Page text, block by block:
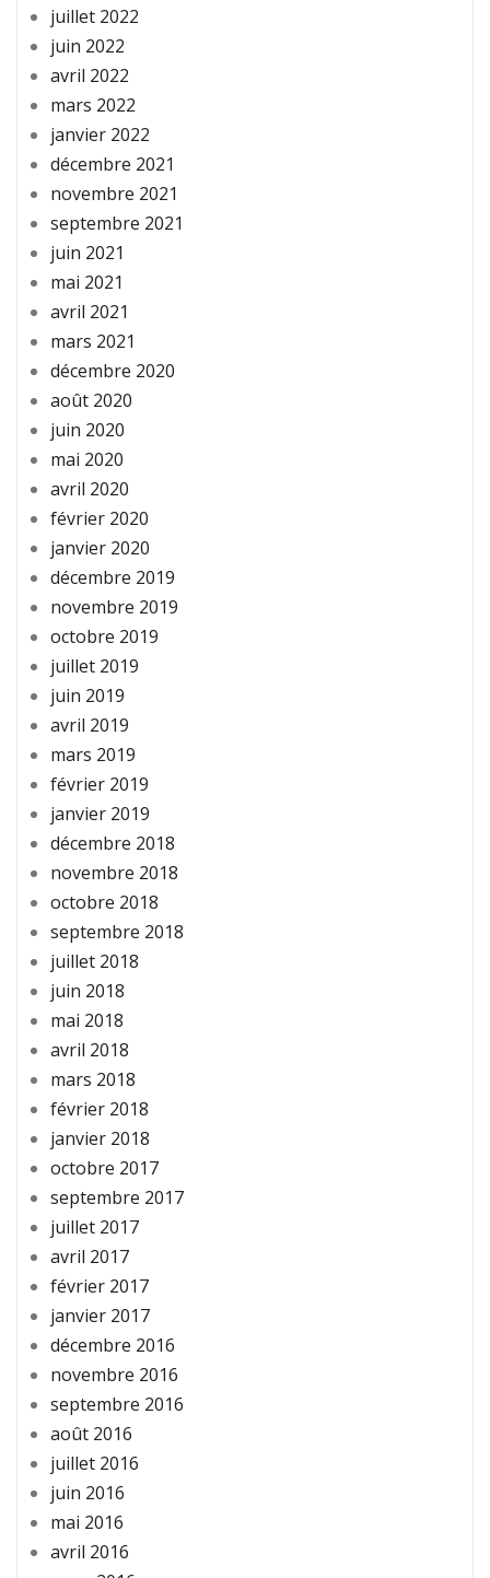
juillet 2022
juin 2022
avril 2022
mars 2022
janvier 2022
décembre 2021
novembre 2021
septembre 2021
juin 2021
mai 2021
avril 2021
mars 2021
décembre 2020
août 2020
juin 2020
mai 2020
avril 2020
février 2020
janvier 2020
décembre 2019
novembre 2019
octobre 2019
juillet 2019
juin 2019
avril 2019
mars 2019
février 2019
janvier 2019
décembre 2018
novembre 2018
octobre 2018
septembre 2018
juillet 2018
juin 2018
mai 2018
avril 2018
mars 2018
février 2018
janvier 2018
octobre 2017
septembre 2017
juillet 2017
avril 2017
février 2017
janvier 2017
décembre 2016
novembre 2016
septembre 2016
août 2016
juillet 2016
juin 2016
mai 2016
avril 2016